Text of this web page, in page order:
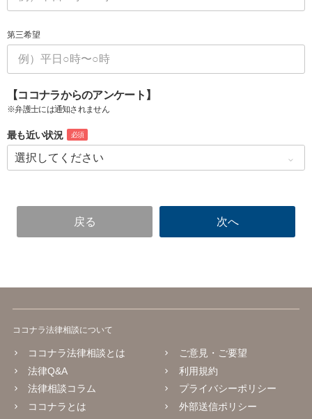
第三希望
【ココナラからのアンケート】
※弁護士には通知されません
最も近い状況 必須
ココナラ法律相談について
ココナラ法律相談とは
法律Q&A
法律相談コラム
ココナラとは
ご意見・ご要望
利用規約
プライバシーポリシー
外部送信ポリシー